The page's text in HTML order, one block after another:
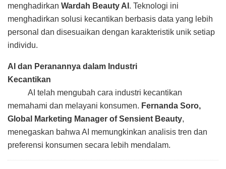
menghadirkan Wardah Beauty AI . Teknologi ini
menghadirkan solusi kecantikan berbasis data yang lebih
personal dan disesuaikan dengan karakteristik unik setiap
individu.
AI dan Peranannya dalam Industri
Kecantikan
AI telah mengubah cara industri kecantikan
memahami dan melayani konsumen. Fernanda Soro,
Global Marketing Manager of Sensient Beauty,
menegaskan bahwa AI memungkinkan analisis tren dan
preferensi konsumen secara lebih mendalam.